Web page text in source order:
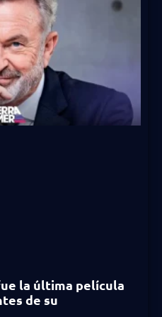
la última película
de su